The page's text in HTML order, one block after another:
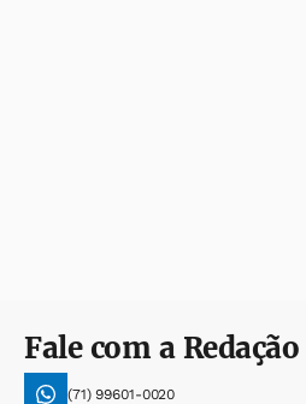
Fale com a Redação
(71) 99601-0020